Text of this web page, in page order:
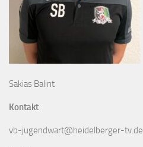
Sakias Balint
Kontakt
vb-jugendwart@heidelberger-tv.de